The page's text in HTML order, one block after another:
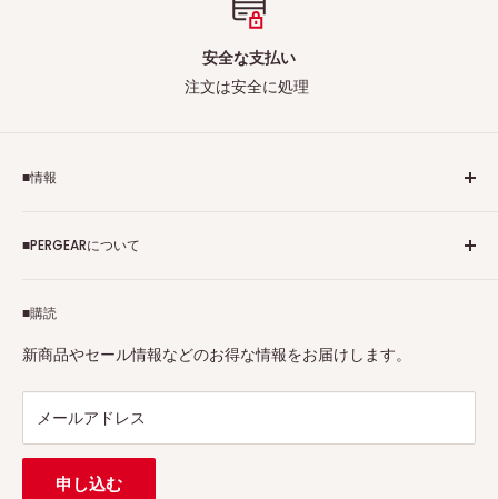
安全な支払い
注文は安全に処理
■購読
新商品やセール情報などのお得な情報をお届けします。
メールアドレス
申し込む
■情報
個人情報保護方針
Tax-free
特定商取引法に基づく表示
■PERGEARについて
7Artisans、FIMIなど各撮影機材ブランドの正規代理店です。
プロ、アマチュアを問わず、さまざまな撮影製品を取り揃え
連絡先： support@pergear.co.jp